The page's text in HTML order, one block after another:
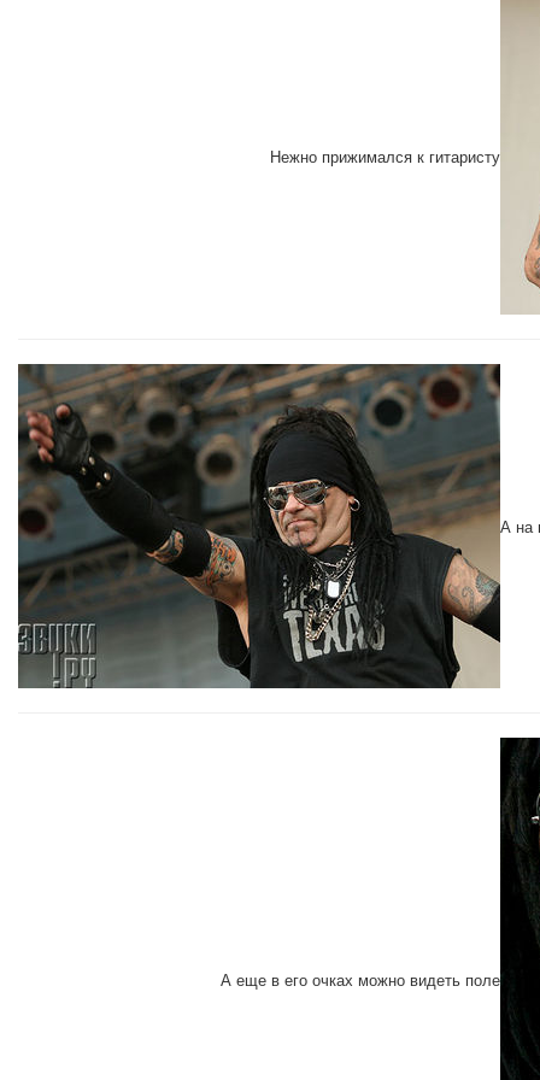
Нежно прижимался к гитаристу
А на
А еще в его очках можно видеть поле